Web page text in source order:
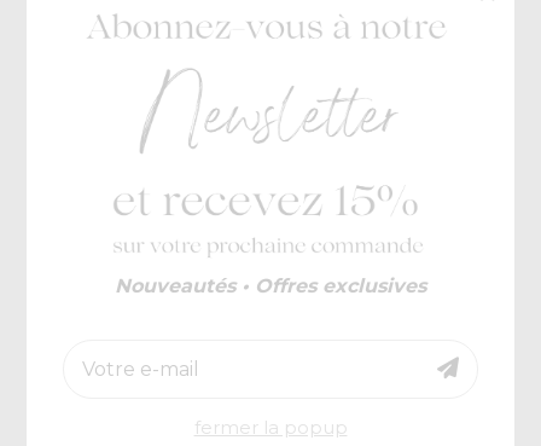
KickersNouveautés • Offres exclusives
fermer la popup